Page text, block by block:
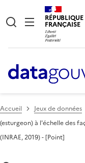
RÉPUBLIQUE
FRANÇAISE
Accueil Jeux de données
(esturgeon) à l'échelle des
(INRAE, 2019) - [Point]